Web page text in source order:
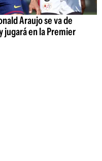
Araujo se va de
jugará en la Premier